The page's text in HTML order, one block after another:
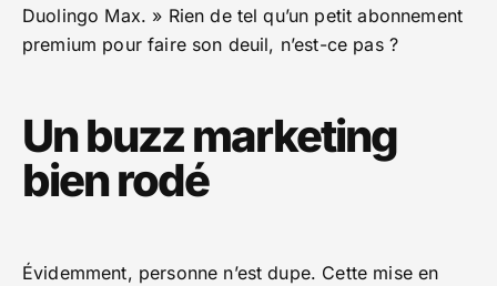
Duolingo Max. » Rien de tel qu’un petit abonnement
premium pour faire son deuil, n’est-ce pas ?
Un buzz marketing
bien rodé
Évidemment, personne n’est dupe. Cette mise en